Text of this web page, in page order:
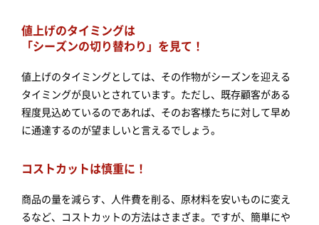
値上げのタイミングは
「シーズンの切り替わり」を見て！
値上げのタイミングとしては、その作物がシーズンを迎える
タイミングが良いとされています。ただし、既存顧客がある
程度見込めているのであれば、そのお客様たちに対して早め
に通達するのが望ましいと言えるでしょう。
コストカットは慎重に！
商品の量を減らす、人件費を削る、原材料を安いものに変え
るなど、コストカットの方法はさまざま。ですが、簡単にや